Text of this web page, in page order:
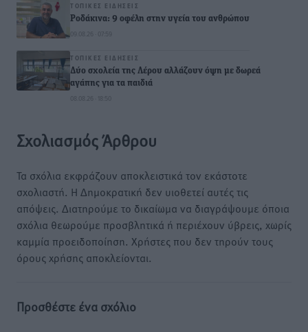
ΤΟΠΙΚΈΣ ΕΙΔΉΣΕΙΣ
Ροδάκινα: 9 οφέλη στην υγεία του ανθρώπου
09.08.26 · 07:59
ΤΟΠΙΚΈΣ ΕΙΔΉΣΕΙΣ
Δύο σχολεία της Λέρου αλλάζουν όψη με δωρεά
αγάπης για τα παιδιά
08.08.26 · 18:50
Σχολιασμός Άρθρου
Τα σχόλια εκφράζουν αποκλειστικά τον εκάστοτε
σχολιαστή. Η Δημοκρατική δεν υιοθετεί αυτές τις
απόψεις. Διατηρούμε το δικαίωμα να διαγράψουμε όποια
σχόλια θεωρούμε προσβλητικά ή περιέχουν ύβρεις, χωρίς
καμμία προειδοποίηση. Χρήστες που δεν τηρούν τους
όρους χρήσης αποκλείονται.
Προσθέστε ένα σχόλιο